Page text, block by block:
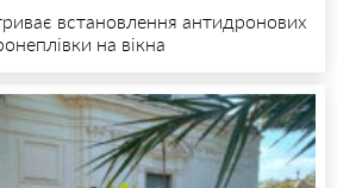
встановлення антидронових
на вікна